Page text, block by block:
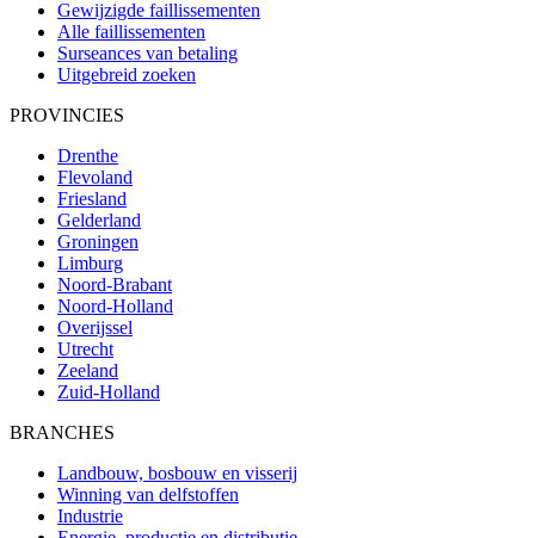
Gewijzigde faillissementen
Alle faillissementen
Surseances van betaling
Uitgebreid zoeken
PROVINCIES
Drenthe
Flevoland
Friesland
Gelderland
Groningen
Limburg
Noord-Brabant
Noord-Holland
Overijssel
Utrecht
Zeeland
Zuid-Holland
BRANCHES
Landbouw, bosbouw en visserij
Winning van delfstoffen
Industrie